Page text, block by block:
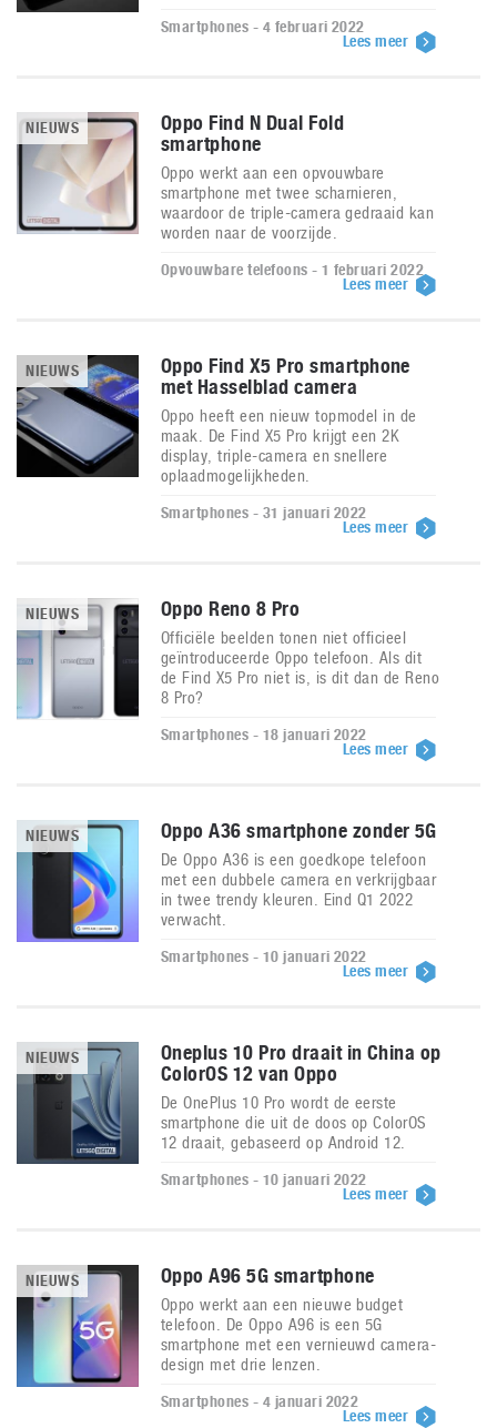
Smartphones - 4 februari 2022
Lees meer
NIEUWS
Oppo Find N Dual Fold
smartphone
Oppo werkt aan een opvouwbare
smartphone met twee scharnieren,
waardoor de triple-camera gedraaid kan
worden naar de voorzijde.
Opvouwbare telefoons - 1 februari 2022
Lees meer
NIEUWS
Oppo Find X5 Pro smartphone
met Hasselblad camera
Oppo heeft een nieuw topmodel in de
maak. De Find X5 Pro krijgt een 2K
display, triple-camera en snellere
oplaadmogelijkheden.
Smartphones - 31 januari 2022
Lees meer
NIEUWS Oppo Reno 8 Pro
Officiële beelden tonen niet officieel
geïntroduceerde Oppo telefoon. Als dit
de Find X5 Pro niet is, is dit dan de Reno
8 Pro?
Smartphones - 18 januari 2022
Lees meer
NIEUWS Oppo A36 smartphone zonder 5G
De Oppo A36 is een goedkope telefoon
met een dubbele camera en verkrijgbaar
in twee trendy kleuren. Eind Q1 2022
verwacht.
Smartphones - 10 januari 2022
Lees meer
NIEUWS
Oneplus 10 Pro draait in China op
ColorOS 12 van Oppo
De OnePlus 10 Pro wordt de eerste
smartphone die uit de doos op ColorOS
12 draait, gebaseerd op Android 12.
Smartphones - 10 januari 2022
Lees meer
NIEUWS Oppo A96 5G smartphone
Oppo werkt aan een nieuwe budget
telefoon. De Oppo A96 is een 5G
smartphone met een vernieuwd camera-
design met drie lenzen.
Smartphones - 4 januari 2022
Lees meer